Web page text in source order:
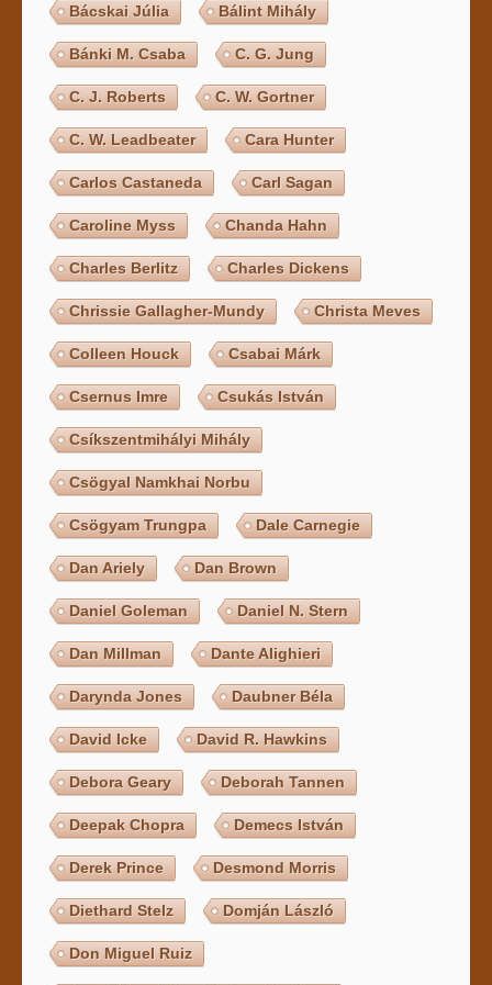
Bácskai Júlia Bálint Mihály
Bánki M. Csaba C. G. Jung
C. J. Roberts C. W. Gortner
C. W. Leadbeater Cara Hunter
Carlos Castaneda Carl Sagan
Caroline Myss Chanda Hahn
Charles Berlitz Charles Dickens
Chrissie Gallagher-Mundy Christa Meves
Colleen Houck Csabai Márk
Csernus Imre Csukás István
Csíkszentmihályi Mihály
Csögyal Namkhai Norbu
Csögyam Trungpa Dale Carnegie
Dan Ariely Dan Brown
Daniel Goleman Daniel N. Stern
Dan Millman Dante Alighieri
Darynda Jones Daubner Béla
David Icke David R. Hawkins
Debora Geary Deborah Tannen
Deepak Chopra Demecs István
Derek Prince Desmond Morris
Diethard Stelz Domján László
Don Miguel Ruiz